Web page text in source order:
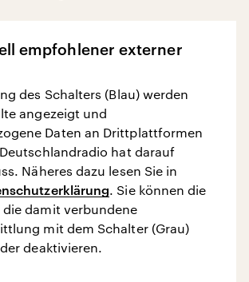
empfohlener externer
des Schalters (Blau) werden
angezeigt und
Daten an Drittplattformen
hat darauf
Näheres dazu lesen Sie in
. Sie können die
die damit verbundene
mit dem Schalter (Grau)
deaktivieren.